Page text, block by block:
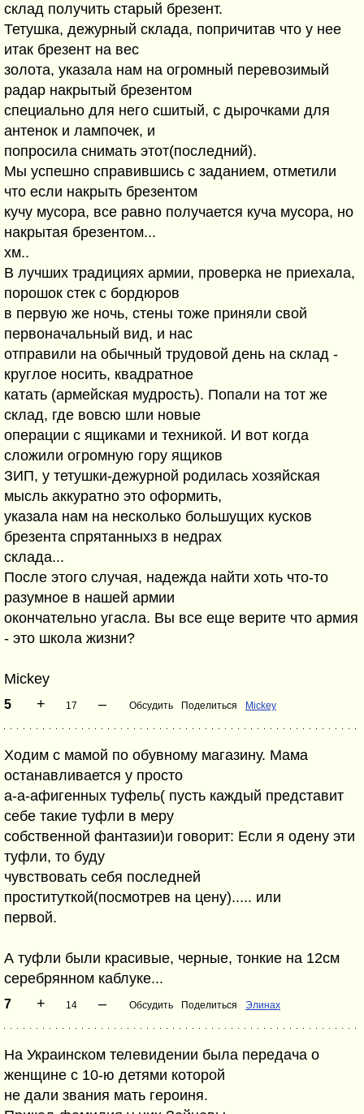
склад получить старый брезент.
Тетушка, дежурный склада, попричитав что у нее
итак брезент на вес
золота, указала нам на огромный перевозимый
радар накрытый брезентом
специально для него сшитый, с дырочками для
антенок и лампочек, и
попросила снимать этот(последний).
Мы успешно справившись с заданием, отметили
что если накрыть брезентом
кучу мусора, все равно получается куча мусора, но
накрытая брезентом...
хм..
В лучших традициях армии, проверка не приехала,
порошок стек с бордюров
в первую же ночь, стены тоже приняли свой
первоначальный вид, и нас
отправили на обычный трудовой день на склад -
круглое носить, квадратное
катать (армейская мудрость). Попали на тот же
склад, где вовсю шли новые
операции с ящиками и техникой. И вот когда
сложили огромную гору ящиков
ЗИП, у тетушки-дежурной родилась хозяйская
мысль аккуратно это оформить,
указала нам на несколько большущих кусков
брезента спрятанныхз в недрах
склада...
После этого случая, надежда найти хоть что-то
разумное в нашей армии
окончательно угасла. Вы все еще верите что армия
- это школа жизни?
Mickey
5 + 17 – Обсудить Поделиться Mickey
Ходим с мамой по обувному магазину. Мама
останавливается у просто
а-а-афигенных туфель( пусть каждый представит
себе такие туфли в меру
собственной фантазии)и говорит: Если я одену эти
туфли, то буду
чувствовать себя последней
проституткой(посмотрев на цену)..... или
первой.
А туфли были красивые, черные, тонкие на 12см
серебрянном каблуке...
7 + 14 – Обсудить Поделиться Элинах
На Украинском телевидении была передача о
женщине с 10-ю детями которой
не дали звания мать героиня.